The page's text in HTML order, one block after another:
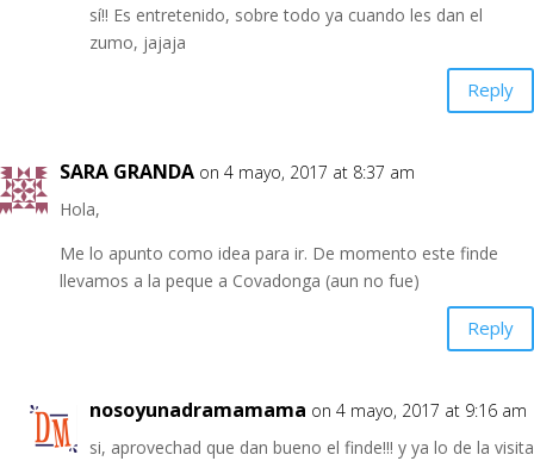
sí!! Es entretenido, sobre todo ya cuando les dan el
zumo, jajaja
Reply
SARA GRANDA on 4 mayo, 2017 at 8:37 am
Hola,
Me lo apunto como idea para ir. De momento este finde
llevamos a la peque a Covadonga (aun no fue)
Reply
nosoyunadramamama on 4 mayo, 2017 at 9:16 am
si, aprovechad que dan bueno el finde!!! y ya lo de la visita